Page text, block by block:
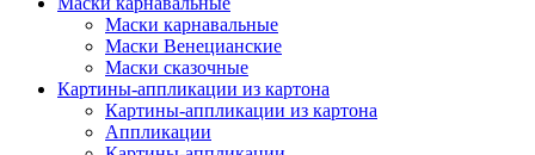
Маски карнавальные
Маски Венецианские
Маски сказочные
Картины-аппликации из картона
Картины-аппликации из картона
Аппликации